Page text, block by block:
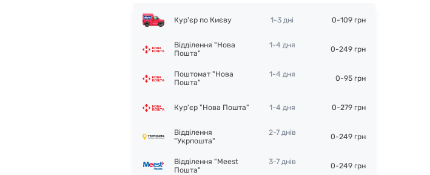
Кур'єр по Києву 1-3 дні 0-109 грн
Відділення "Нова
Пошта"
1-4 дня 0-249 грн
Поштомат "Нова
Пошта"
1-4 дня 0-95 грн
Кур'єр "Нова Пошта" 1-4 дня 0-279 грн
Відділення
"Укрпошта"
2-7 днів 0-249 грн
Відділення "Meest
Пошта"
3-7 днів 0-249 грн